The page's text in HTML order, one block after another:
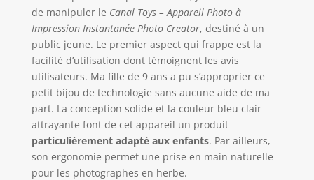
VIDÉO – Grâce à
son double
objectif, choisis
entre portrait,
paysage ou selfie.
Ajoute des filtres et
22 cadres
amusants pour
personnaliser tes
clichés, puis
imprime-les en
noir et blanc pour
de manipuler le Canal Toys – Appareil Photo à
Impression Instantanée Photo Creator, destiné à un
public jeune. Le premier aspect qui frappe est la
facilité d’utilisation dont témoignent les avis
utilisateurs. Ma fille de 9 ans a pu s’approprier ce
petit bijou de technologie sans aucune aide de ma
part. La conception solide et la couleur bleu clair
attrayante font de cet appareil un produit
particulièrement adapté aux enfants. Par ailleurs,
son ergonomie permet une prise en main naturelle
pour les photographes en herbe.